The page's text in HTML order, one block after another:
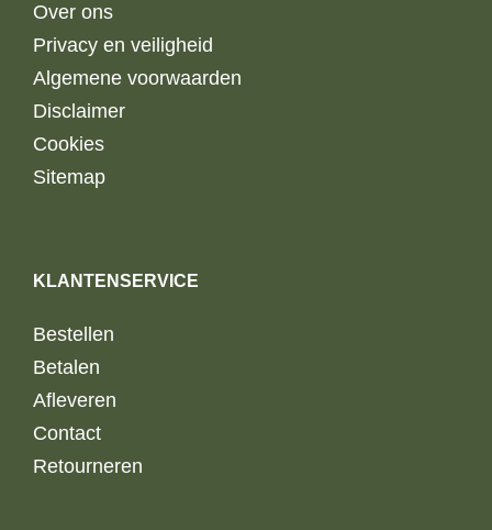
Over ons
Privacy en veiligheid
Algemene voorwaarden
Disclaimer
Cookies
Sitemap
KLANTENSERVICE
Bestellen
Betalen
Afleveren
Contact
Retourneren